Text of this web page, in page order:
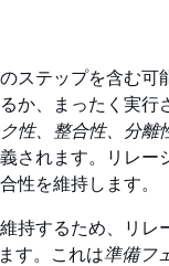
ステップを含む可
か、まったく実
性、整合性、分離
されます。リレ
性を維持します。
持するため、リ
す。これは準備フ